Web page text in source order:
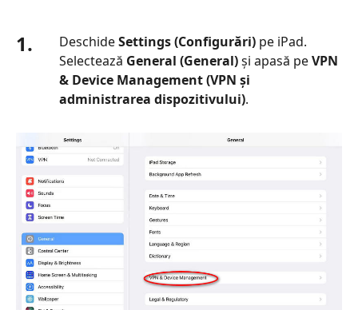
1. DeschideSettings (Configurări) pe iPad.
Selectează General (General)și apasă peVPN
& Device Management (VPN și
administrarea dispozitivului).